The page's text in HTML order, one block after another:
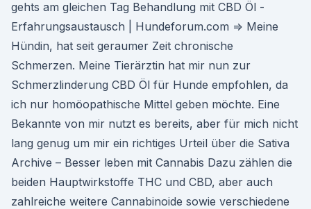
gehts am gleichen Tag Behandlung mit CBD Öl -
Erfahrungsaustausch | Hundeforum.com ⇒ Meine
Hündin, hat seit geraumer Zeit chronische
Schmerzen. Meine Tierärztin hat mir nun zur
Schmerzlinderung CBD Öl für Hunde empfohlen, da
ich nur homöopathische Mittel geben möchte. Eine
Bekannte von mir nutzt es bereits, aber für mich nicht
lang genug um mir ein richtiges Urteil über die Sativa
Archive – Besser leben mit Cannabis Dazu zählen die
beiden Hauptwirkstoffe THC und CBD, aber auch
zahlreiche weitere Cannabinoide sowie verschiedene